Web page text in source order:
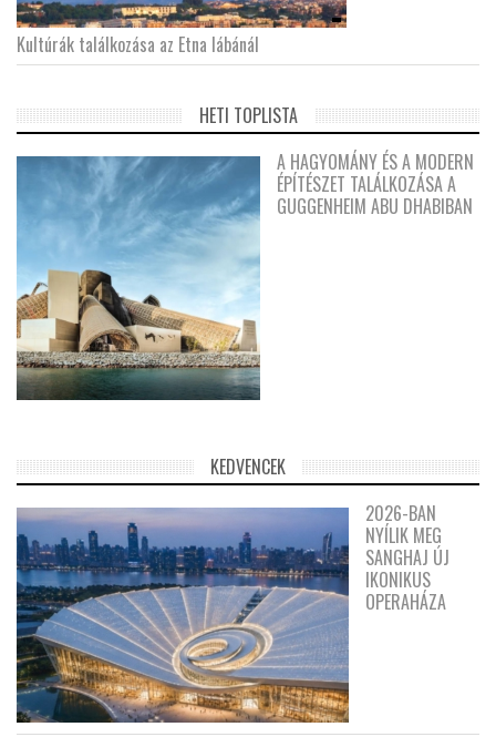
Kultúrák találkozása az Etna lábánál
HETI TOPLISTA
A HAGYOMÁNY ÉS A MODERN
ÉPÍTÉSZET TALÁLKOZÁSA A
GUGGENHEIM ABU DHABIBAN
KEDVENCEK
2026-BAN
NYÍLIK MEG
SANGHAJ ÚJ
IKONIKUS
OPERAHÁZA